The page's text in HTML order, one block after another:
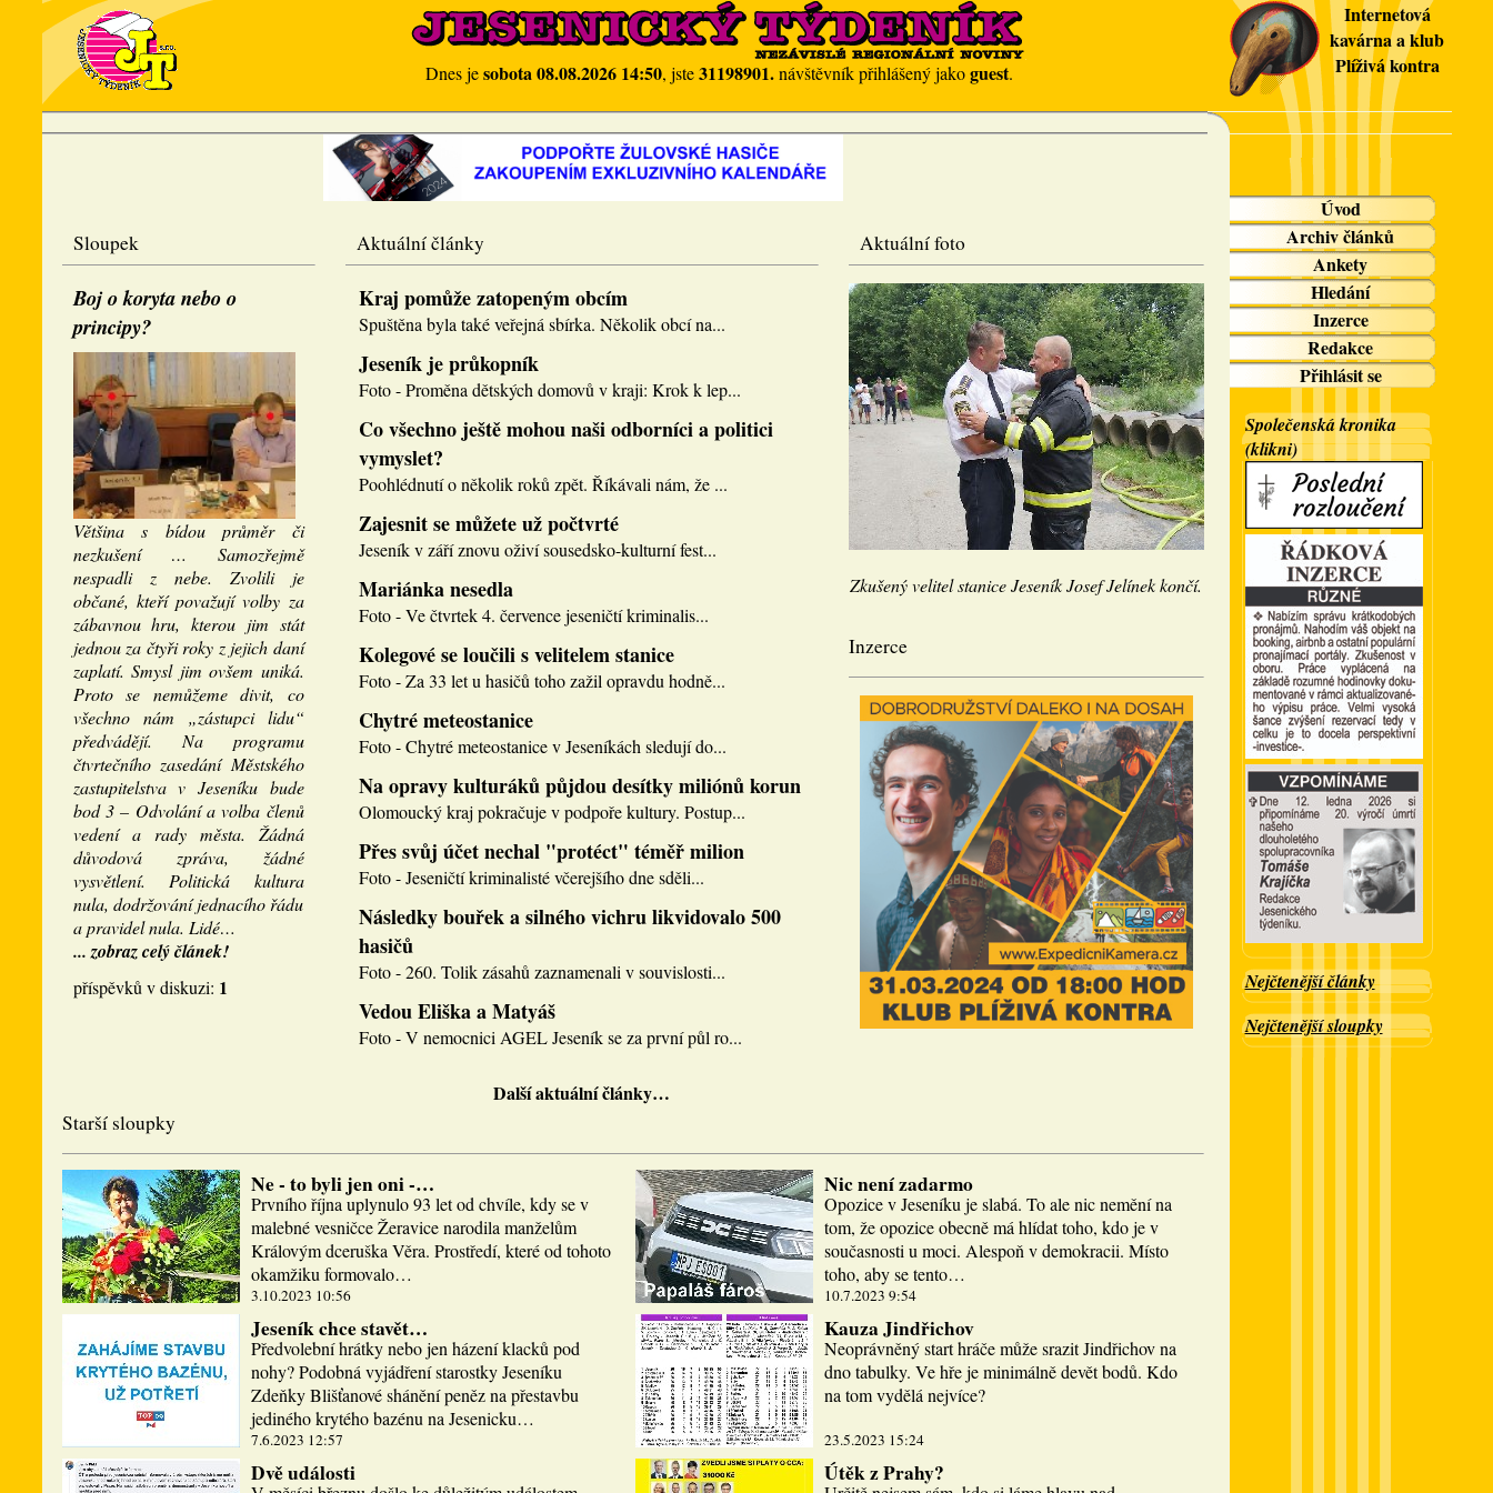
Dnes jesobota 08.08.2026 14:50, jste31198901.návštěvník přihlášený jakoguest.
Internetová
kavárna a klub
Plíživá kontra
Sloupek
Boj o koryta nebo o
principy?
Většina s bídou průměr či
nezkušení … Samozřejmě
nespadli z nebe. Zvolili je
občané, kteří považují volby za
zábavnou hru, kterou jim stát
jednou za čtyři roky z jejich daní
zaplatí. Smysl jim ovšem uniká.
Proto se nemůžeme divit, co
všechno nám „zástupci lidu“
předvádějí. Na programu
čtvrtečního zasedání Městského
zastupitelstva v Jeseníku bude
bod 3 – Odvolání a volba členů
vedení a rady města. Žádná
důvodová zpráva, žádné
vysvětlení. Politická kultura
nula, dodržování jednacího řádu
a pravidel nula. Lidé…
... zobraz celý článek!
příspěvků v diskuzi: 1
Aktuální články
Kraj pomůže zatopeným obcím
Spuštěna byla také veřejná sbírka. Několik obcí na...
Jeseník je průkopník
Foto - Proměna dětských domovů v kraji: Krok k lep...
Co všechno ještě mohou naši odborníci a politici
vymyslet?
Poohlédnutí o několik roků zpět. Říkávali nám, že ...
Zajesnit se můžete už počtvrté
Jeseník v září znovu oživí sousedsko-kulturní fest...
Mariánka nesedla
Foto - Ve čtvrtek 4. července jeseničtí kriminalis...
Kolegové se loučili s velitelem stanice
Foto - Za 33 let u hasičů toho zažil opravdu hodně...
Chytré meteostanice
Foto - Chytré meteostanice v Jeseníkách sledují do...
Na opravy kulturáků půjdou desítky miliónů korun
Olomoucký kraj pokračuje v podpoře kultury. Postup...
Přes svůj účet nechal "protéct" téměř milion
Foto - Jeseničtí kriminalisté včerejšího dne sděli...
Následky bouřek a silného vichru likvidovalo 500
hasičů
Foto - 260. Tolik zásahů zaznamenali v souvislosti...
Vedou Eliška a Matyáš
Foto - V nemocnici AGEL Jeseník se za první půl ro...
Další aktuální články…
Aktuální foto
Zkušený velitel stanice Jeseník Josef Jelínek končí.
Inzerce
Starší sloupky
Ne - to byli jen oni -…
Prvního října uplynulo 93 let od chvíle, kdy se v
malebné vesničce Žeravice narodila manželům
Královým dceruška Věra. Prostředí, které od tohoto
okamžiku formovalo…
3.10.2023 10:56
Jeseník chce stavět…
Předvolební hrátky nebo jen házení klacků pod
nohy? Podobná vyjádření starostky Jeseníku
Zdeňky Blišťanové shánění peněz na přestavbu
jediného krytého bazénu na Jesenicku…
7.6.2023 12:57
Dvě události
Nic není zadarmo
Opozice v Jeseníku je slabá. To ale nic nemění na
tom, že opozice obecně má hlídat toho, kdo je v
současnosti u moci. Alespoň v demokracii. Místo
toho, aby se tento…
10.7.2023 9:54
Kauza Jindřichov
Neoprávněný start hráče může srazit Jindřichov na
dno tabulky. Ve hře je minimálně devět bodů. Kdo
na tom vydělá nejvíce?
23.5.2023 15:24
Útěk z Prahy?
Úvod
Archiv článků
Ankety
Hledání
Inzerce
Redakce
Přihlásit se
Společenská kronika
(klikni)
Nejčtenější články
Nejčtenější sloupky